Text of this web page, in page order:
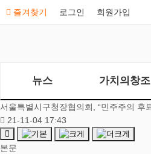
즐겨찾기 로그인 회원가입
뉴스 가치의창조
서울특별시구청장협의회, “민주주의 후
21-11-04 17:43
본문